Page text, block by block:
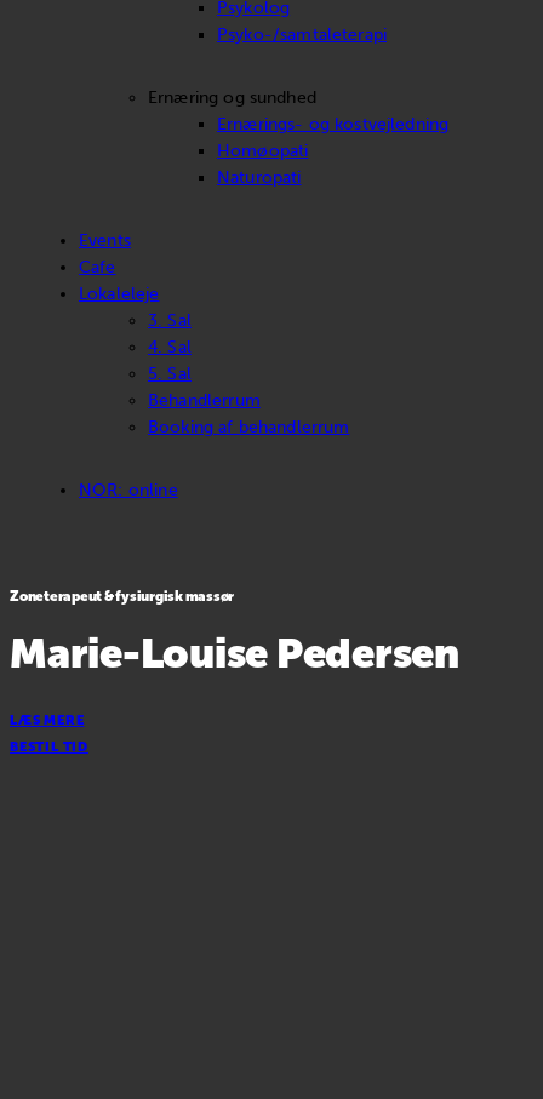
Psykolog
Psyko-/samtaleterapi
Ernæring og sundhed
Ernærings- og kostvejledning
Homøopati
Naturopati
Events
Cafe
Lokaleleje
3. Sal
4. Sal
5. Sal
Behandlerrum
Booking af behandlerrum
NOR: online
Zoneterapeut & fysiurgisk massør
Marie-Louise Pedersen
LÆS MERE
BESTIL TID